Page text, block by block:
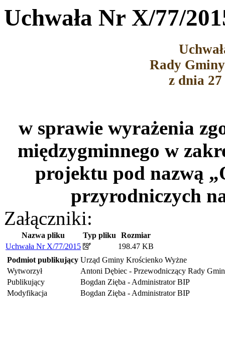
Uchwała Nr X/77/
Rady
z dnia
w sprawie wyrażenia
międzygminnego w
projektu pod nazwą
przyrodniczych
Załączniki:
Nazwa pliku Typ pliku Rozmiar
Uchwała Nr X/77/2015
198.47 KB
Podmiot publikujący Urząd Gminy Krościenko Wyżne
Wytworzył
Antoni Dębiec - Przewodniczący Rady
Publikujący
Bogdan Zięba - Administrator BIP
Modyfikacja
Bogdan Zięba - Administrator BIP